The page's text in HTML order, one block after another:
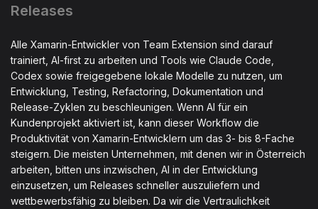
Releases
Alle Xamarin-Entwickler von Team Extension sind darauf
trainiert, AI-first zu arbeiten und Tools wie Claude Code,
Codex sowie freigegebene lokale Modelle zu nutzen, um
Entwicklung, Testing, Refactoring, Dokumentation und
Release-Zyklen zu beschleunigen. Wenn AI für ein
Kundenprojekt aktiviert ist, kann dieser Workflow die
Produktivität von Xamarin-Entwicklern um das 3- bis 8-Fache
steigern. Die meisten Unternehmen, mit denen wir in Österreich
arbeiten, bitten uns inzwischen, AI in der Entwicklung
einzusetzen, um Releases schneller auszuliefern und
wettbewerbsfähig zu bleiben. Da wir die Vertraulichkeit